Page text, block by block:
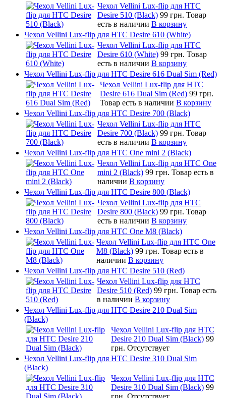
Чехол Vellini Lux-flip для HTC
Desire 510 (Black) 99 грн. Товар
есть в наличии В корзину
Чехол Vellini Lux-flip для HTC Desire 610 (White)
Чехол Vellini Lux-flip для HTC
Desire 610 (White) 99 грн. Товар
есть в наличии В корзину
Чехол Vellini Lux-flip для HTC Desire 616 Dual Sim (Red)
Чехол Vellini Lux-flip для HTC
Desire 616 Dual Sim (Red) 99 грн.
Товар есть в наличии В корзину
Чехол Vellini Lux-flip для HTC Desire 700 (Black)
Чехол Vellini Lux-flip для HTC
Desire 700 (Black) 99 грн. Товар
есть в наличии В корзину
Чехол Vellini Lux-flip для HTC One mini 2 (Black)
Чехол Vellini Lux-flip для HTC One
mini 2 (Black) 99 грн. Товар есть в
наличии В корзину
Чехол Vellini Lux-flip для HTC Desire 800 (Black)
Чехол Vellini Lux-flip для HTC
Desire 800 (Black) 99 грн. Товар
есть в наличии В корзину
Чехол Vellini Lux-flip для HTC One M8 (Black)
Чехол Vellini Lux-flip для HTC One
M8 (Black) 99 грн. Товар есть в
наличии В корзину
Чехол Vellini Lux-flip для HTC Desire 510 (Red)
Чехол Vellini Lux-flip для HTC
Desire 510 (Red) 99 грн. Товар есть
в наличии В корзину
Чехол Vellini Lux-flip для HTC Desire 210 Dual Sim
(Black)
Чехол Vellini Lux-flip для HTC
Desire 210 Dual Sim (Black) 99
грн. Отсутствует
Чехол Vellini Lux-flip для HTC Desire 310 Dual Sim
(Black)
Чехол Vellini Lux-flip для HTC
Desire 310 Dual Sim (Black) 99
грн. Отсутствует